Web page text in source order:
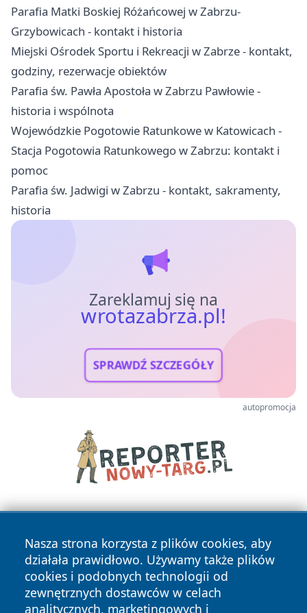
Parafia Matki Boskiej Różańcowej w Zabrzu-
Grzybowicach - kontakt i historia
Miejski Ośrodek Sportu i Rekreacji w Zabrze - kontakt,
godziny, rezerwacje obiektów
Parafia św. Pawła Apostoła w Zabrzu Pawłowie -
historia i wspólnota
Wojewódzkie Pogotowie Ratunkowe w Katowicach -
Stacja Pogotowia Ratunkowego w Zabrzu: kontakt i
pomoc
Parafia św. Jadwigi w Zabrzu - kontakt, sakramenty,
historia
Zareklamuj się na
wrotazabrza.pl!
SPRAWDŹ SZCZEGÓŁY
autopromocja
Nasza strona korzysta z plików cookies, aby
działała prawidłowo. Używamy także plików
cookies i podobnych technologii od
zewnętrznych dostawców w celach
analitycznych, marketingowych i
Copyright © 2026 wrotazabrza.pl Wszystkie prawa